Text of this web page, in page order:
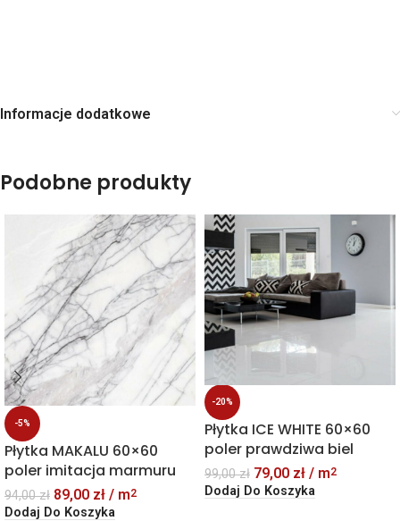
Informacje dodatkowe
Podobne produkty
-5%
Płytka MAKALU 60×60
poler imitacja marmuru
94,00zł 89,00 zł / m2
Dodaj Do Koszyka
-20%
Płytka ICE WHITE 60×60
poler prawdziwa biel
99,00zł 79,00 zł / m2
Dodaj Do Koszyka